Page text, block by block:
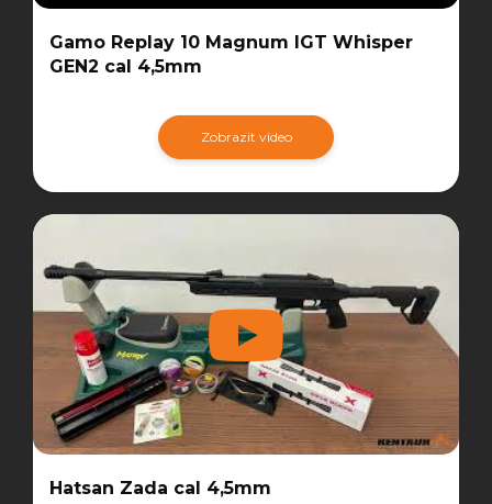
Gamo Replay 10 Magnum IGT Whisper
GEN2 cal 4,5mm
Zobrazit video
Hatsan Zada cal 4,5mm